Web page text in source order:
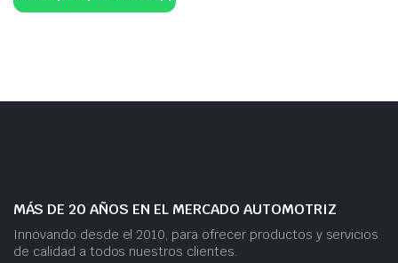
MÁS DE 20 AÑOS EN EL MERCADO AUTOMOTRIZ
Innovando desde el 2010, para ofrecer productos y servicios
de calidad a todos nuestros clientes.